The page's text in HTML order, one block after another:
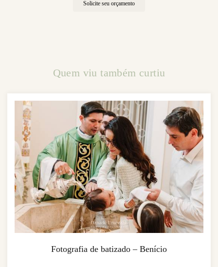
Solicite seu orçamento
Quem viu também curtiu
Fotografia de batizado – Benício